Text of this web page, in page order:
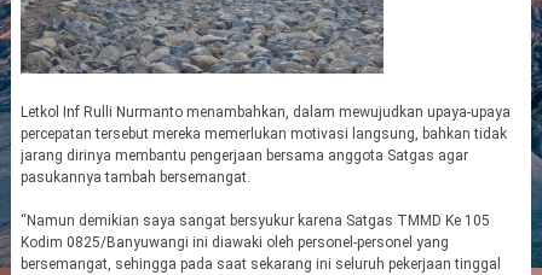
Letkol Inf Rulli Nurmanto menambahkan, dalam mewujudkan upaya-upaya
percepatan tersebut mereka memerlukan motivasi langsung, bahkan tidak
jarang dirinya membantu pengerjaan bersama anggota Satgas agar
pasukannya tambah bersemangat.
“Namun demikian saya sangat bersyukur karena Satgas TMMD Ke 105
Kodim 0825/Banyuwangi ini diawaki oleh personel-personel yang
bersemangat, sehingga pada saat sekarang ini seluruh pekerjaan tinggal